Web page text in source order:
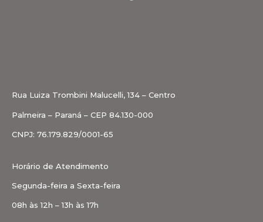
Rua Luiza Trombini Malucelli, 134 – Centro
Palmeira – Paraná – CEP 84.130-000
CNPJ: 76.179.829/0001-65
Horário de Atendimento
Segunda-feira a Sexta-feira
08h às 12h – 13h às 17h